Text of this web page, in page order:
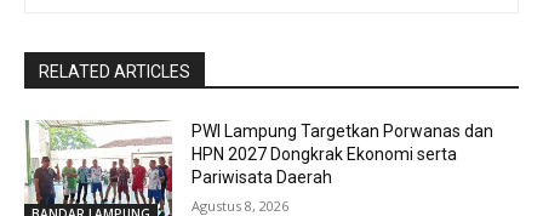
RELATED ARTICLES
PWI Lampung Targetkan Porwanas dan
HPN 2027 Dongkrak Ekonomi serta
Pariwisata Daerah
Agustus 8, 2026